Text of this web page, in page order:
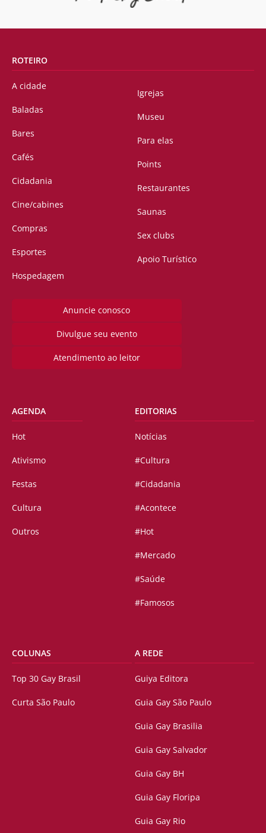
ROTEIRO
A cidade
Baladas
Bares
Cafés
Cidadania
Cine/cabines
Compras
Esportes
Hospedagem
Igrejas
Museu
Para elas
Points
Restaurantes
Saunas
Sex clubs
Apoio Turístico
Anuncie conosco
Divulgue seu evento
Atendimento ao leitor
AGENDA
Hot
Ativismo
Festas
Cultura
Outros
EDITORIAS
Notícias
#Cultura
#Cidadania
#Acontece
#Hot
#Mercado
#Saúde
#Famosos
COLUNAS
Top 30 Gay Brasil
Curta São Paulo
A REDE
Guiya Editora
Guia Gay São Paulo
Guia Gay Brasilia
Guia Gay Salvador
Guia Gay BH
Guia Gay Floripa
Guia Gay Rio